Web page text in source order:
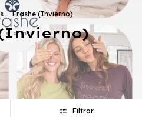
. Frashe (Invierno)
Filtrar